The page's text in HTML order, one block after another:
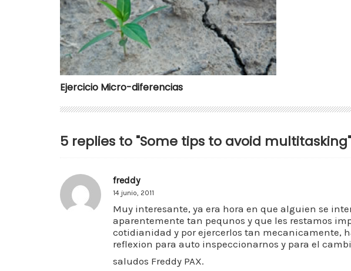
Ejercicio Micro-diferencias
5 replies to "Some tips to avoid multitasking"
freddy
14 junio, 2011
Muy interesante, ya era hora en que alguien se
aparentemente tan pequnos y que les restamos
cotidianidad y por ejercerlos tan mecanicamente,
reflexion para auto inspeccionarnos y para el
saludos Freddy PAX.